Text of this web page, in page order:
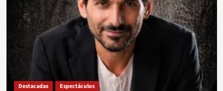
Destacadas Espectáculos